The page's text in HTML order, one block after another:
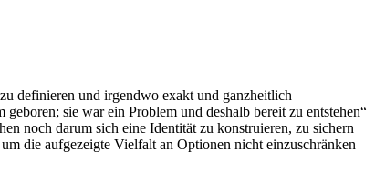
definieren und irgendwo exakt und ganzheitlich
sie war ein Problem und deshalb bereit zu entstehen“
noch darum sich eine Identität zu konstruieren, zu sichern
die aufgezeigte Vielfalt an Optionen nicht einzuschränken